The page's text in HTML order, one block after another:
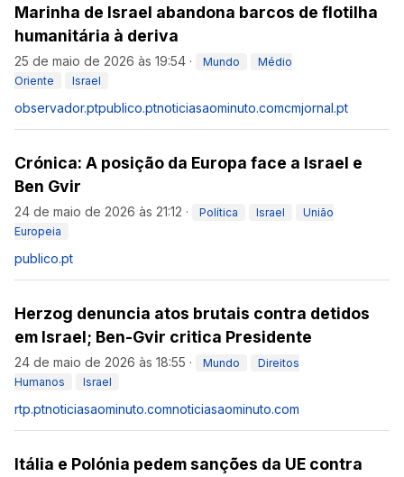
Marinha de Israel abandona barcos de flotilha
humanitária à deriva
25 de maio de 2026 às 19:54 · Mundo
Médio
Oriente
Israel
observador.ptpublico.ptnoticiasaominuto.comcmjornal.pt
Crónica: A posição da Europa face a Israel e
Ben Gvir
24 de maio de 2026 às 21:12 · Política Israel
União
Europeia
publico.pt
Herzog denuncia atos brutais contra detidos
em Israel; Ben-Gvir critica Presidente
24 de maio de 2026 às 18:55 · Mundo
Direitos
Humanos
Israel
rtp.ptnoticiasaominuto.comnoticiasaominuto.com
Itália e Polónia pedem sanções da UE contra